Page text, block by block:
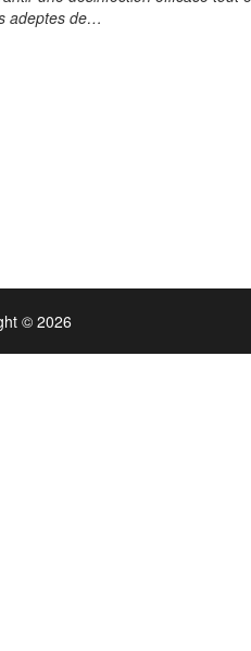
adeptes de…
© 2026